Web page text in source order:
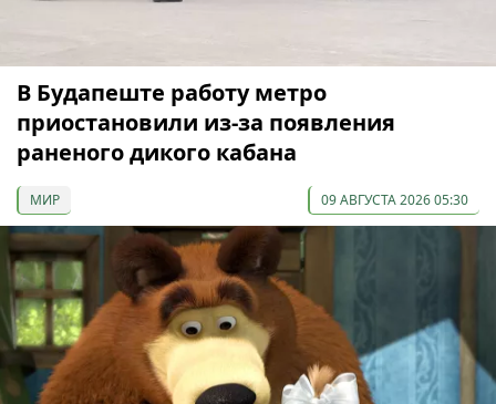
В Будапеште работу метро
приостановили из-за появления
раненого дикого кабана
МИР 09 АВГУСТА 2026 05:30